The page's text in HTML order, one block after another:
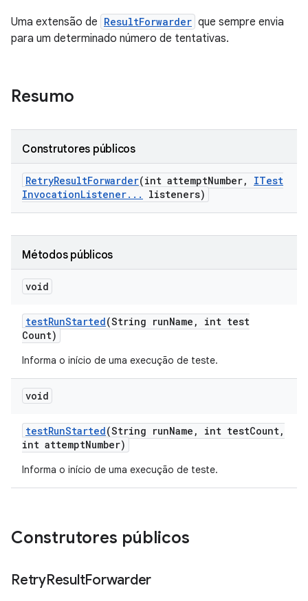
Uma extensão de ResultForwarder que sempre envia
para um determinado número de tentativas.
Resumo
Construtores públicos
RetryResultForwarder(int attemptNumber,
ITest
InvocationListener. . . listeners)
Métodos públicos
void
testRunStarted(String runName ,
int test
Count)
Informa o início de uma execução de teste.
void
testRunStarted(String runName , int testCount,
int attemptNumber)
Informa o início de uma execução de teste.
Construtores públicos
RetryResultForwarder